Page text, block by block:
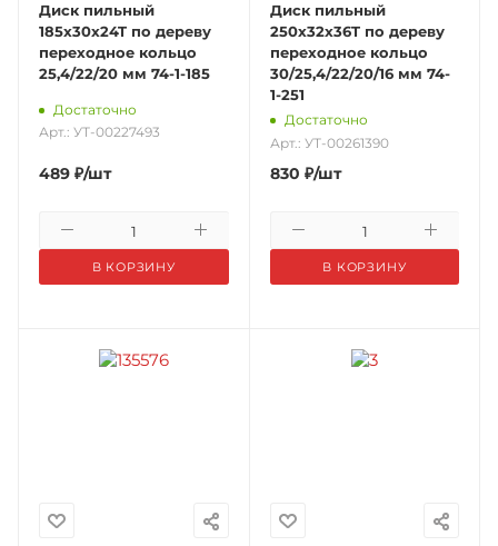
Диск пильный
185x30x24T по дереву
переходное кольцо
25,4/22/20 мм 74-1-185
Достаточно
Арт.: УТ-00227493
489 ₽/шт
В КОРЗИНУ
Диск пильный
250x32x36T по дереву
переходное кольцо
30/25,4/22/20/16 мм 74-
1-251
Достаточно
Арт.: УТ-00261390
830 ₽/шт
В КОРЗИНУ